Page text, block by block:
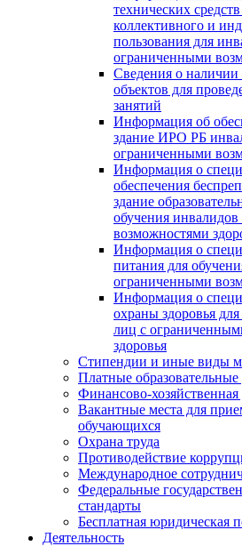
технических
коллективного и
пользования для
ограниченными
Сведения о
объектов для
занятий
Информация об
здание ИРО РБ
ограниченными
Информация о
обеспечения
здание
обучения
возможностями
Информация о
питания для
ограниченными
Информация о
охраны здоровья
лиц с
здоровья
Стипендии и иные виды
Платные образовательные
Финансово-хозяйственная
Вакантные места для
обучающихся
Охрана труда
Противодействие
Международное
Федеральные
стандарты
Бесплатная юридическая
Деятельность